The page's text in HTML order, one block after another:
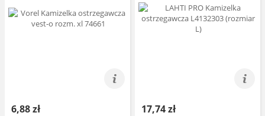
6,88 zł 17,74 zł